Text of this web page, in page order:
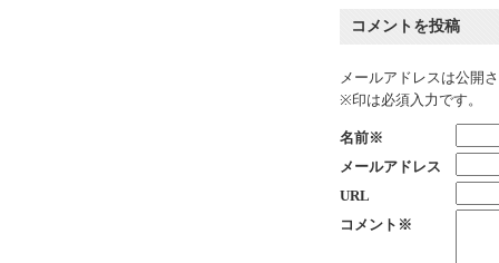
コメントを投稿
メールアドレスは公開
※印は必須入力です。
名前※
メールアドレス
URL
コメント※